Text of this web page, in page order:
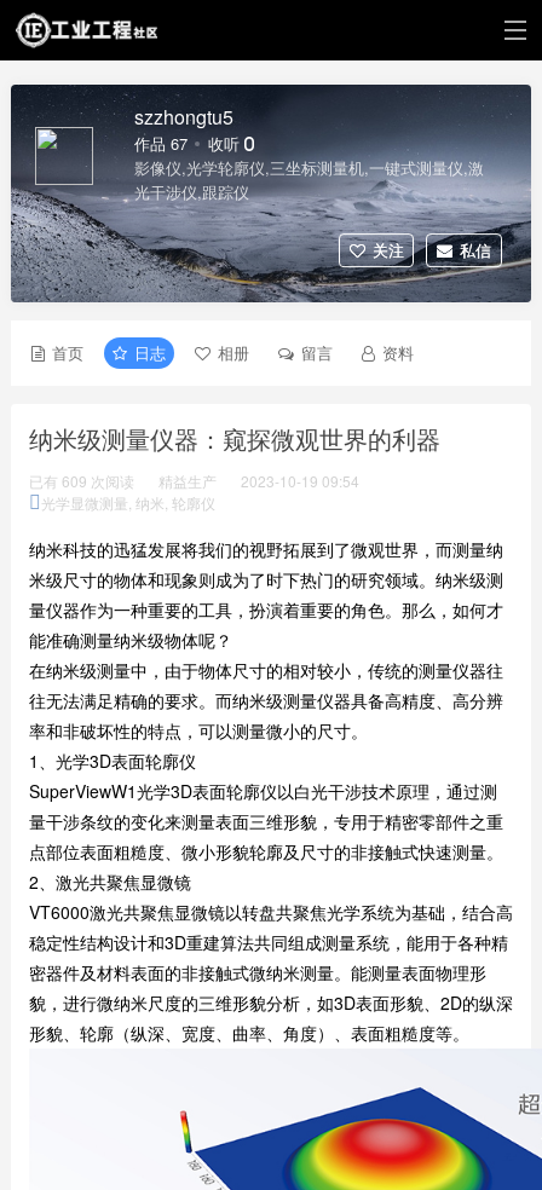
szzhongtu5
作品 67 收听 0
影像仪,光学轮廓仪,三坐标测量机,一键式测量仪,激
光干涉仪,跟踪仪
关注 私信
首页 日志 相册 留言 资料
纳米级测量仪器：窥探微观世界的利器
已有 609 次阅读 2023-10-19 09:54
精益生产
光学显微测量 纳米 轮廓仪
纳米科技的迅猛发展将我们的视野拓展到了微观世界，而测量纳
米级尺寸的物体和现象则成为了时下热门的研究领域。纳米级测
量仪器作为一种重要的工具，扮演着重要的角色。那么，如何才
能准确测量纳米级物体呢？
在纳米级测量中，由于物体尺寸的相对较小，传统的测量仪器往
往无法满足精确的要求。而纳米级测量仪器具备高精度、高分辨
率和非破坏性的特点，可以测量微小的尺寸。
1、光学3D表面轮廓仪
SuperViewW1光学3D表面轮廓仪以白光干涉技术原理，通过测
量干涉条纹的变化来测量表面三维形貌，专用于精密零部件之重
点部位表面粗糙度、微小形貌轮廓及尺寸的非接触式快速测量。
2、激光共聚焦显微镜
VT6000激光共聚焦显微镜以转盘共聚焦光学系统为基础，结合高
稳定性结构设计和3D重建算法共同组成测量系统，能用于各种精
密器件及材料表面的非接触式微纳米测量。能测量表面物理形
貌，进行微纳米尺度的三维形貌分析，如3D表面形貌、2D的纵深
形貌、轮廓（纵深、宽度、曲率、角度）、表面粗糙度等。